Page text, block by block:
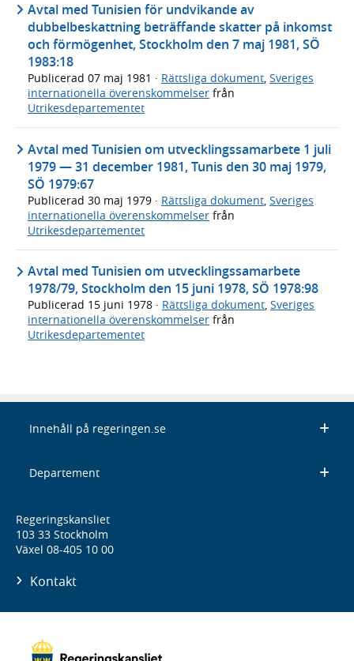
Avtal med Tunisien för undvikande av
dubbelbeskattning beträffande skatter på inkomst
och förmögenhet, Stockholm den 7 maj 1981, SÖ
1983:18
Publicerad 07 maj 1981 · Rättsliga dokument, Sveriges
internationella överenskommelser från
Utrikesdepartementet
Avtal med Tunisien om utvecklingssamarbete 1 juli
1979 — 31 december 1981, Tunis den 30 maj 1979,
SÖ 1979:67
Publicerad 30 maj 1979 · Rättsliga dokument Sveriges
internationella överenskommelser från
Utrikesdepartementet
Avtal med Tunisien om utvecklingssamarbete
1978/79, Stockholm den 15 juni 1978, SÖ 1978:98
Publicerad 15 juni 1978 · Rättsliga dokument, Sveriges
internationella överenskommelser från
Utrikesdepartementet
Innehåll på regeringen.se
Departement
Regeringskansliet
103 33 Stockholm
Växel 08-405 10 00
Kontakt